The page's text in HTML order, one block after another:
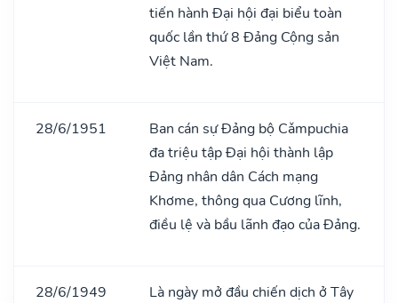
tiến hành Đại hội đại biểu toàn
quốc lần thứ 8 Đảng Cộng sản
Việt Nam.
28/6/1951
Ban cán sự Đảng bộ Cǎmpuchia
đa triệu tập Đại hội thành lập
Đảng nhân dân Cách mạng
Khơme, thông qua Cương lĩnh,
điều lệ và bầu lãnh đạo của Đảng.
28/6/1949
Là ngày mở đầu chiến dịch ở Tây